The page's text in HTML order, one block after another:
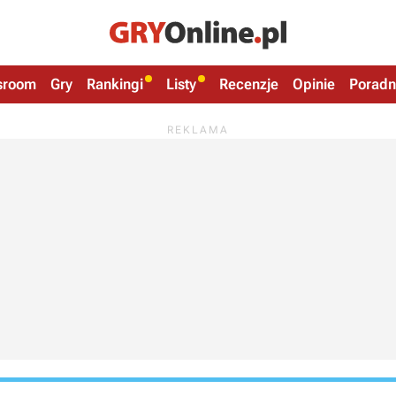
Gry Rankingi Listy Recenzje Opinie